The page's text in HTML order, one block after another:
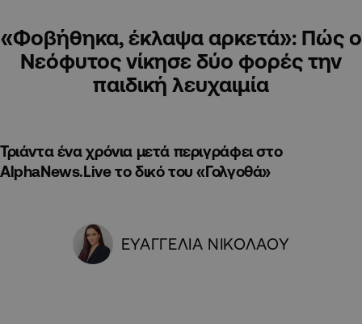
«Φοβήθηκα, έκλαψα αρκετά»: Πώς ο
Νεόφυτος νίκησε δύο φορές την
παιδική λευχαιμία
Τριάντα ένα χρόνια μετά περιγράφει στο
AlphaNews.Live το δικό του «Γολγοθά»
ΕΥΑΓΓΕΛΙΑ ΝΙΚΟΛΑΟΥ